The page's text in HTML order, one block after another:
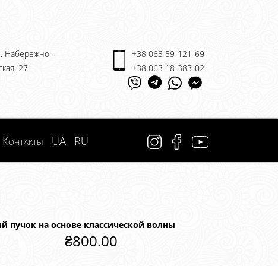
Набережно-
27
+38 063 59-121-69
+38 063 18-383-02
Контакты UA RU
пучок на основе классической волны
₴800.00